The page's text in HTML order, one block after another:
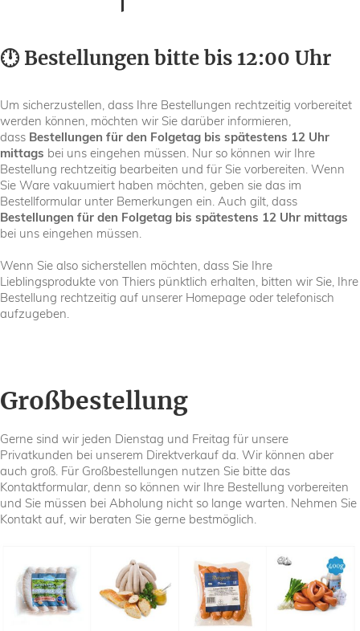
🕛 Bestellungen bitte bis 12:00 Uhr
Um sicherzustellen, dass Ihre Bestellungen rechtzeitig vorbereitet
werden können, möchten wir Sie darüber informieren,
dass Bestellungen für den Folgetag bis spätestens 12 Uhr
mittags bei uns eingehen müssen. Nur so können wir Ihre
Bestellung rechtzeitig bearbeiten und für Sie vorbereiten. Wenn
Sie Ware vakuumiert haben möchten, geben sie das im
Bestellformular unter Bemerkungen ein. Auch gilt, dass
Bestellungen für den Folgetag bis spätestens 12 Uhr mittags
bei uns eingehen müssen.
Wenn Sie also sicherstellen möchten, dass Sie Ihre
Lieblingsprodukte von Thiers pünktlich erhalten, bitten wir Sie, Ihre
Bestellung rechtzeitig auf unserer Homepage oder telefonisch
aufzugeben.
Großbestellung
Gerne sind wir jeden Dienstag und Freitag für unsere
Privatkunden bei unserem Direktverkauf da. Wir können aber
auch groß. Für Großbestellungen nutzen Sie bitte das
Kontaktformular, denn so können wir Ihre Bestellung vorbereiten
und Sie müssen bei Abholung nicht so lange warten. Nehmen Sie
Kontakt auf, wir beraten Sie gerne bestmöglich.